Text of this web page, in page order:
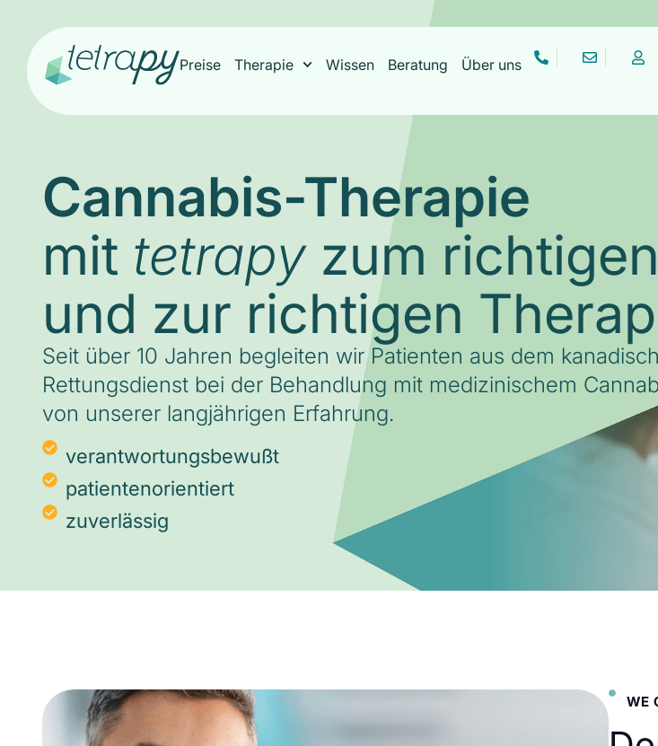
Preise Therapie Wissen Beratung Über uns
Cannabis-Therapie
mit tetrapyzum
und zur richtigen
Seit über 10 Jahren begleiten wir Patienten aus dem
Rettungsdienst bei der Behandlung mit medizinischem
von unserer langjährigen Erfahrung.
verantwortungsbewußt
patientenorientiert
zuverlässig
WE